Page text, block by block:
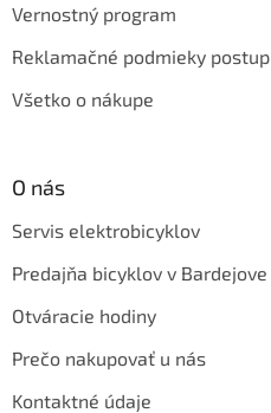
Vernostný program
Reklamačné podmieky postup
Všetko o nákupe
O nás
Servis elektrobicyklov
Predajňa bicyklov v Bardejove
Otváracie hodiny
Prečo nakupovať u nás
Kontaktné údaje